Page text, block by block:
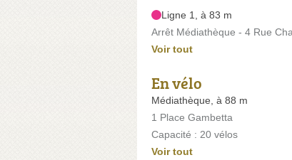
Ligne 1, à 83 m
Arrêt Médiathèque - 4 Rue
Voir tout
En vélo
Médiathèque, à 88 m
1 Place Gambetta
Capacité : 20 vélos
Voir tout